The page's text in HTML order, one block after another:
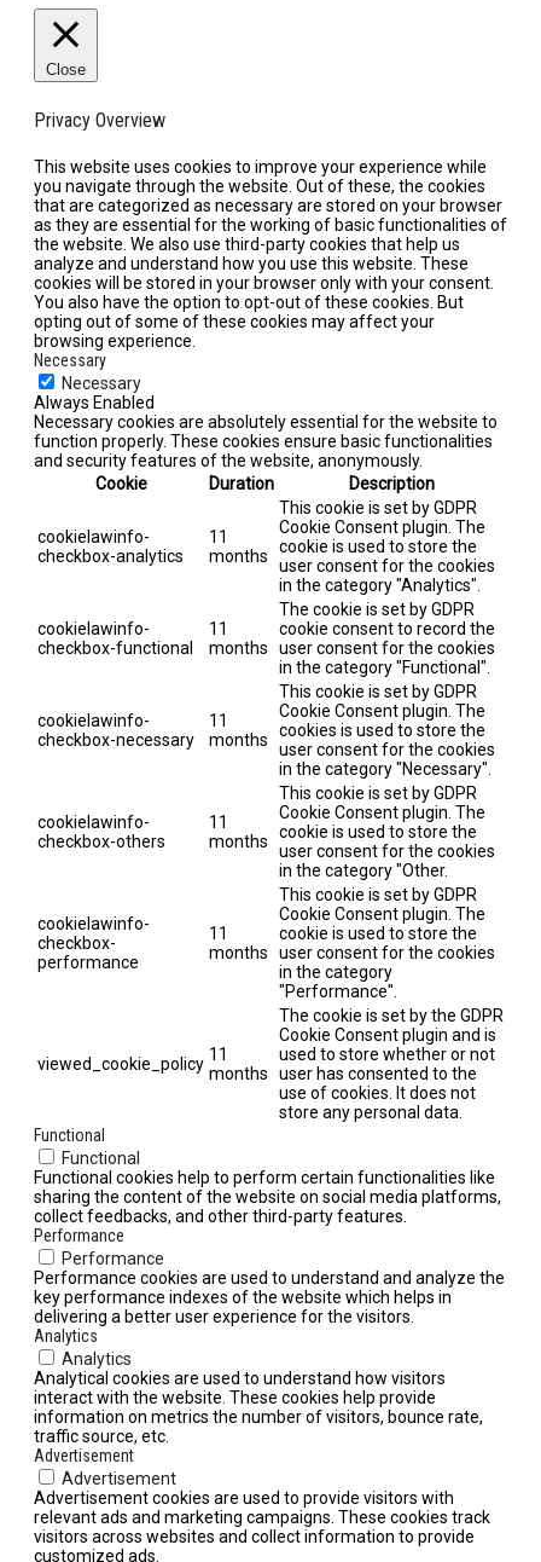
Close
Privacy Overview
This website uses cookies to improve your experience while
you navigate through the website. Out of these, the cookies
that are categorized as necessary are stored on your browser
as they are essential for the working of basic functionalities of
the website. We also use third-party cookies that help us
analyze and understand how you use this website. These
cookies will be stored in your browser only with your consent.
You also have the option to opt-out of these cookies. But
opting out of some of these cookies may affect your
browsing experience.
Necessary
Necessary
Always Enabled
Necessary cookies are absolutely essential for the website to
function properly. These cookies ensure basic functionalities
and security features of the website, anonymously.
Cookie
Duration Description
cookielawinfo-
checkbox-analytics
11
months
This cookie is set by GDPR
Cookie Consent plugin. The
cookie is used to store the
user consent for the cookies
in the category "Analytics".
cookielawinfo-
checkbox-functional
11
months
The cookie is set by GDPR
cookie consent to record the
user consent for the cookies
in the category "Functional".
cookielawinfo-
checkbox-necessary
11
months
This cookie is set by GDPR
Cookie Consent plugin. The
cookies is used to store the
user consent for the cookies
in the category "Necessary".
cookielawinfo-
checkbox-others
11
months
This cookie is set by GDPR
Cookie Consent plugin. The
cookie is used to store the
user consent for the cookies
in the category "Other.
cookielawinfo-
checkbox-
performance
11
months
This cookie is set by GDPR
Cookie Consent plugin. The
cookie is used to store the
user consent for the cookies
in the category
"Performance".
viewed_cookie_policy 11
months
The cookie is set by the GDPR
Cookie Consent plugin and is
used to store whether or not
user has consented to the
use of cookies. It does not
store any personal data.
Functional
Functional
Functional cookies help to perform certain functionalities like
sharing the content of the website on social media platforms,
collect feedbacks, and other third-party features.
Performance
Performance
Performance cookies are used to understand and analyze the
key performance indexes of the website which helps in
delivering a better user experience for the visitors.
Analytics
Analytics
Analytical cookies are used to understand how visitors
interact with the website. These cookies help provide
information on metrics the number of visitors, bounce rate,
traffic source, etc.
Advertisement
Advertisement
Advertisement cookies are used to provide visitors with
relevant ads and marketing campaigns. These cookies track
visitors across websites and collect information to provide
customized ads.